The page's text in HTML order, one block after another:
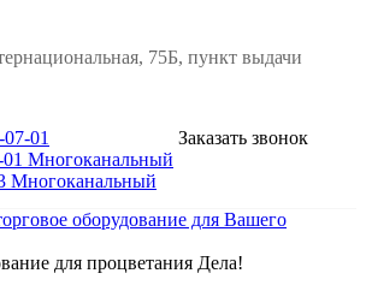
75Б, пункт выдачи
01
Многоканальный
Многоканальный
Заказать звонок
для процветания Дела!